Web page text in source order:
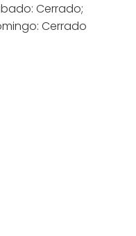
Cerrado;
Cerrado